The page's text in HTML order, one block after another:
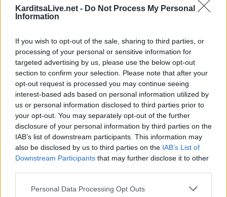
KarditsaLive.net - Do Not Process My Personal
Information
If you wish to opt-out of the sale, sharing to third parties, or
processing of your personal or sensitive information for
targeted advertising by us, please use the below opt-out
section to confirm your selection. Please note that after your
opt-out request is processed you may continue seeing
interest-based ads based on personal information utilized by
us or personal information disclosed to third parties prior to
your opt-out. You may separately opt-out of the further
disclosure of your personal information by third parties on the
IAB’s list of downstream participants. This information may
also be disclosed by us to third parties on the IAB’s List of
Downstream Participants that may further disclose it to other
Personal Data Processing Opt Outs
Ψωρίαση: Τα νέα φάρμακα για την παχυσαρκία
ίσως προσφέρουν πρόσθε…
25 Ιουλίου 2026, 08:29